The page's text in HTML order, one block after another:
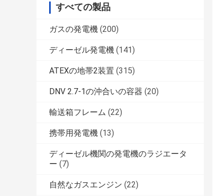
すべての製品
ガスの発電機 (200)
ディーゼル発電機 (141)
ATEXの地帯2装置 (315)
DNV 2.7-1の沖合いの容器 (20)
輸送箱フレーム (22)
携帯用発電機 (13)
ディーゼル機関の発電機のラジエータ
ー (7)
自然なガスエンジン (22)